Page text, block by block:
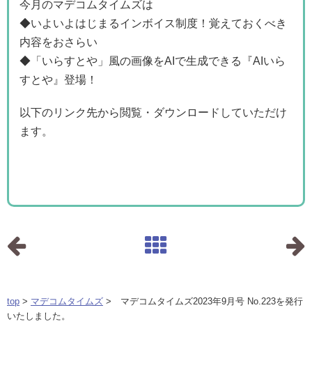
今月のマデコムタイムズは
◆いよいよはじまるインボイス制度！覚えておくべき
内容をおさらい
◆「いらすとや」風の画像をAIで生成できる『AIいら
すとや』登場！
以下のリンク先から閲覧・ダウンロードしていただけ
ます。
top > マデコムタイムズ > マデコムタイムズ2023年9月号 No.223を発行
いたしました。